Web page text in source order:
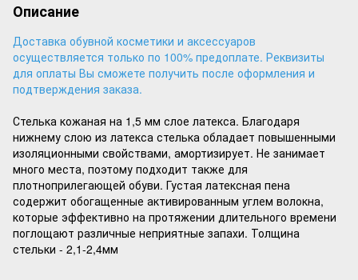
Описание
Доставка обувной косметики и аксессуаров
осуществляется только по 100% предоплате. Реквизиты
для оплаты Вы сможете получить после оформления и
подтверждения заказа.
Стелька кожаная на 1,5 мм слое латекса. Благодаря
нижнему слою из латекса стелька обладает повышенными
изоляционными свойствами, амортизирует. Не занимает
много места, поэтому подходит также для
плотноприлегающей обуви. Густая латексная пена
содержит обогащенные активированным углем волокна,
которые эффективно на протяжении длительного времени
поглощают различные неприятные запахи. Толщина
стельки - 2,1-2,4мм